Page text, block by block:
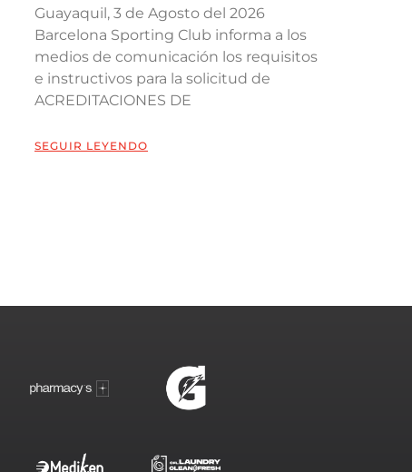
Guayaquil, 3 de Agosto del 2026
Barcelona Sporting Club informa a los
medios de comunicación los requisitos
e instructivos para la solicitud de
ACREDITACIONES DE
SEGUIR LEYENDO